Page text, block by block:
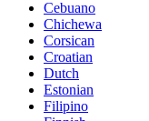
Cebuano
Chichewa
Corsican
Croatian
Dutch
Estonian
Filipino